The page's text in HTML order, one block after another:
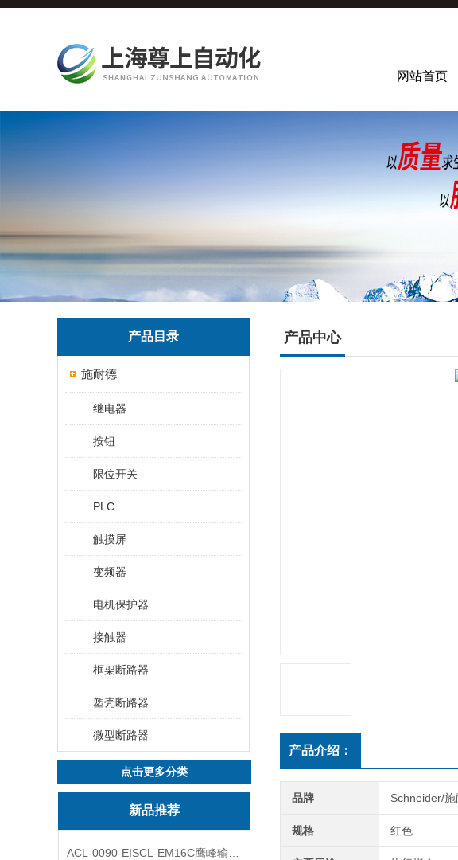
网站首页
产品目录
施耐德
继电器
按钮
限位开关
PLC
触摸屏
变频器
电机保护器
接触器
框架断路器
塑壳断路器
微型断路器
点击更多分类
新品推荐
产品中心
产品介绍：
品牌 Schneider/施
规格 红色